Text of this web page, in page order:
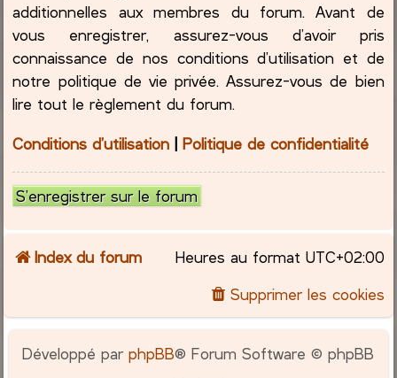
additionnelles aux membres du forum. Avant de
vous enregistrer, assurez-vous d’avoir pris
connaissance de nos conditions d’utilisation et de
notre politique de vie privée. Assurez-vous de bien
lire tout le règlement du forum.
Conditions d’utilisation |Politique de confidentialité
S’enregistrer sur le forum
Index du forum Heures au format UTC+02:00
Supprimer les cookies
Développé parphpBB® Forum Software © phpBB